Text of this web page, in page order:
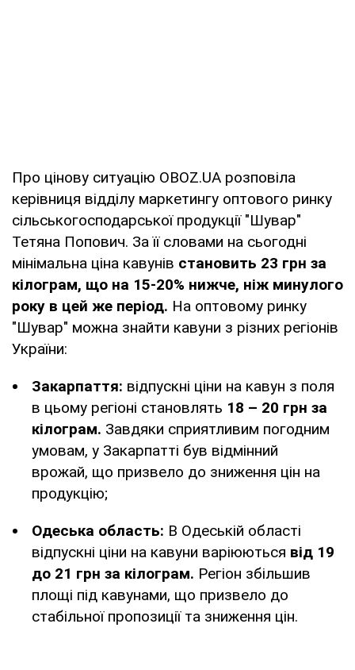
Про цінову ситуацію OBOZ.UA розповіла
керівниця відділу маркетингу оптового ринку
сільськогосподарської продукції "Шувар"
Тетяна Попович. За її словами на сьогодні
мінімальна ціна кавунів становить 23 грн за
кілограм, що на 15-20% нижче, ніж минулого
року в цей же період. На оптовому ринку
"Шувар" можна знайти кавуни з різних регіонів
України:
Закарпаття: відпускні ціни на кавун з поля
в цьому регіоні становлять 18 – 20 грн за
кілограм. Завдяки сприятливим погодним
умовам, у Закарпатті був відмінний
врожай, що призвело до зниження цін на
продукцію;
Одеська область: В Одеській області
відпускні ціни на кавуни варіюються від 19
до 21 грн за кілограм. Регіон збільшив
площі під кавунами, що призвело до
стабільної пропозиції та зниження цін.